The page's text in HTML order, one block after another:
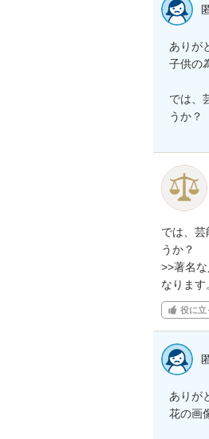
ありが
子供の
では、
うか？
では、
うか？
>>著名
なります
役に立
ありが
花の画